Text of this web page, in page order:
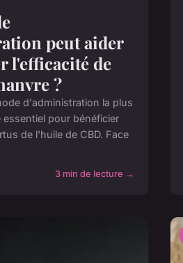
peut aider
l'efficacité de
?
d'administration la plus
pour bénéficier
de l'huile de CBD. Face
3 min de lecture →